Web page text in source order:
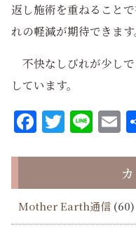
返し施術を重ねること
れの軽減が期待できます
不快なしびれが少し
しています。
Mother Earth通信 (60)